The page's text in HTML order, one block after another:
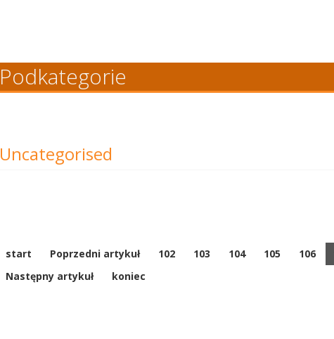
Podkategorie
Uncategorised
start Poprzedni artykuł 102 103 104 105 106
Następny artykuł
koniec